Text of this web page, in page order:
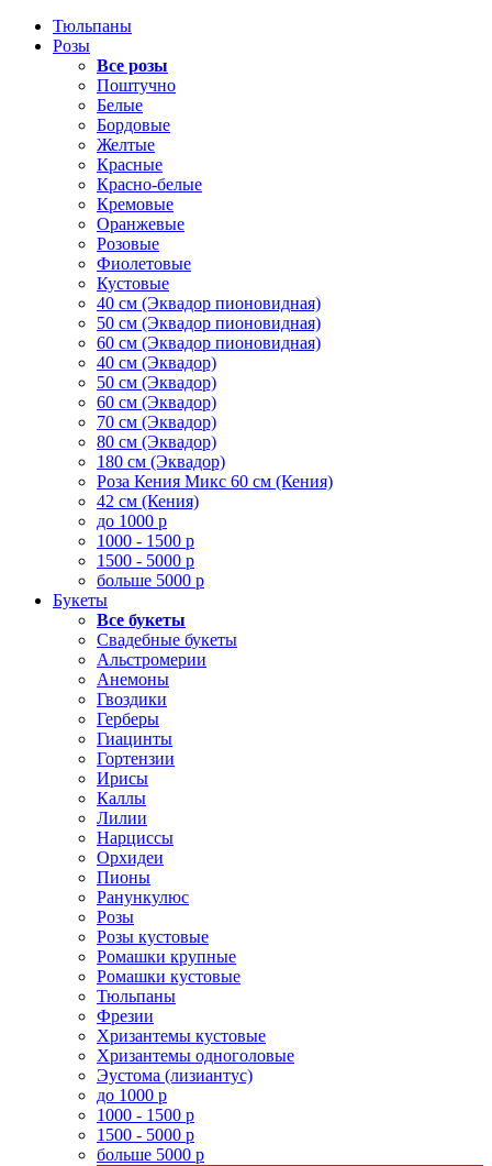
Тюльпаны
Розы
Все розы
Поштучно
Белые
Бордовые
Желтые
Красные
Красно-белые
Кремовые
Оранжевые
Розовые
Фиолетовые
Кустовые
40 см (Эквадор пионовидная)
50 см (Эквадор пионовидная)
60 см (Эквадор пионовидная)
40 см (Эквадор)
50 см (Эквадор)
60 см (Эквадор)
70 см (Эквадор)
80 см (Эквадор)
180 см (Эквадор)
Роза Кения Микс 60 см (Кения)
42 см (Кения)
до 1000 р
1000 - 1500 р
1500 - 5000 р
больше 5000 р
Букеты
Все букеты
Свадебные букеты
Альстромерии
Анемоны
Гвоздики
Герберы
Гиацинты
Гортензии
Ирисы
Каллы
Лилии
Нарциссы
Орхидеи
Пионы
Ранункулюс
Розы
Розы кустовые
Ромашки крупные
Ромашки кустовые
Тюльпаны
Фрезии
Хризантемы кустовые
Хризантемы одноголовые
Эустома (лизиантус)
до 1000 р
1000 - 1500 р
1500 - 5000 р
больше 5000 р